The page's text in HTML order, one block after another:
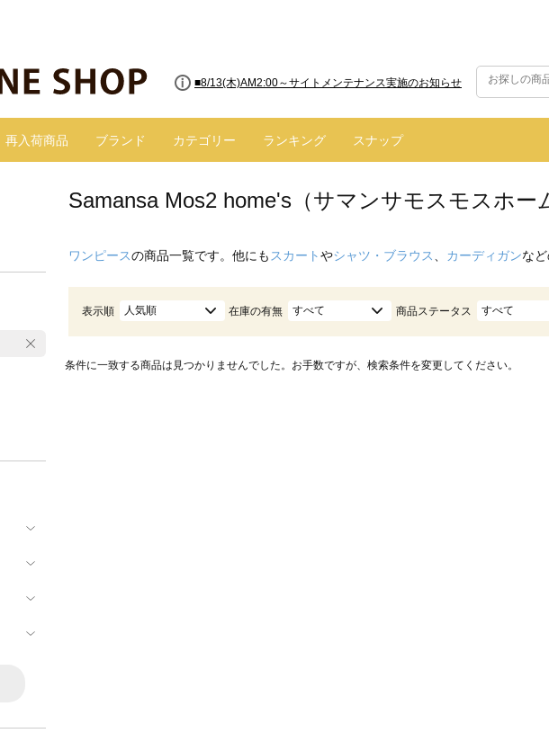
■8/13(木)AM2:00～サイトメンテナンス実施のお知らせ
再入荷商品 ブランド カテゴリー ランキング スナップ
Samansa Mos2 home's（サマンサモスモスホー
ワンピースの商品一覧です。他にも スカートやシャツ・ブラウス カーディガンな
表示順 人気順 在庫の有無 すべて 商品ステータス すべて
条件に一致する商品は見つかりませんでした。お手数ですが、検索条件を変更してください。